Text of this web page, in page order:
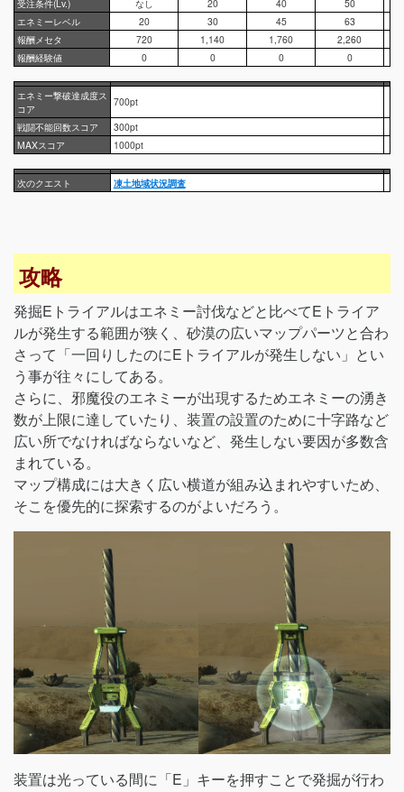
受注条件(Lv.)
なし 20 40
50
エネミーレベル
20 30 45
63
報酬メセタ
720 1,140 1,760
2,260
報酬経験値
0 0 0 0
エネミー撃破達成度ス
コア
700pt
戦闘不能回数スコア
300pt
MAXスコア
1000pt
次のクエスト 凍土地域状況調査
攻略
発掘Eトライアルはエネミー討伐などと比べてEトライア
ルが発生する範囲が狭く、砂漠の広いマップパーツと合わ
さって「一回りしたのにEトライアルが発生しない」とい
う事が往々にしてある。
さらに、邪魔役のエネミーが出現するためエネミーの湧き
数が上限に達していたり、装置の設置のために十字路など
広い所でなければならないなど、発生しない要因が多数含
まれている。
マップ構成には大きく広い横道が組み込まれやすいため、
そこを優先的に探索するのがよいだろう。
装置は光っている間に「E」キーを押すことで発掘が行わ